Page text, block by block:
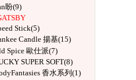
盼(9)
Stick(5)
Candle 揚基(15)
Spice 歐仕派(7)
SUPER SOFT(8)
香水系列(1)